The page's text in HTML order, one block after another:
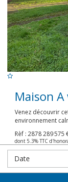
Maison A
Venez découvrir
environnement
Rèf : 2878289 575
dont 5.3% TTC
Date